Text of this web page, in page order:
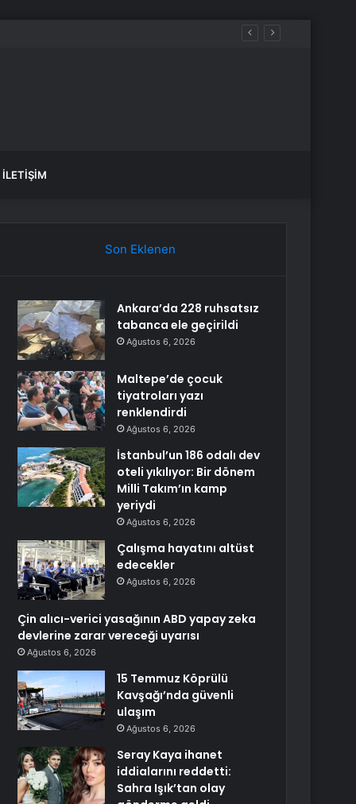
İLETIŞIM
Son Eklenen
Ankara’da 228 ruhsatsız
tabanca ele geçirildi
Ağustos 6, 2026
Maltepe’de çocuk
tiyatroları yazı
renklendirdi
Ağustos 6, 2026
İstanbul’un 186 odalı dev
oteli yıkılıyor: Bir dönem
Milli Takım’ın kamp
yeriydi
Ağustos 6, 2026
Çalışma hayatını altüst
edecekler
Ağustos 6, 2026
Çin alıcı-verici yasağının ABD yapay zeka
devlerine zarar vereceği uyarısı
Ağustos 6, 2026
15 Temmuz Köprülü
Kavşağı’nda güvenli
ulaşım
Ağustos 6, 2026
Seray Kaya ihanet
iddialarını reddetti:
Sahra Işık’tan olay